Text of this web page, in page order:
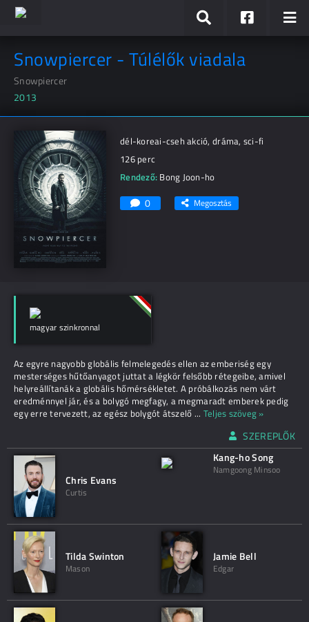
Snowpiercer - Túlélők viadala
Snowpiercer
2013
dél-koreai-cseh akció, dráma, sci-fi
126 perc
Rendező: Bong Joon-ho
0 Megosztás
magyar szinkronnal
Az egyre nagyobb globális felmelegedés ellen az emberiség egy
mesterséges hűtőanyagot juttat a légkör felsőbb rétegeibe, amivel
helyreállítanák a globális hőmérsékletet. A próbálkozás nem várt
eredménnyel jár, és a bolygó megfagy, a megmaradt emberek pedig
egy erre tervezett, az egész bolygót átszelő ... Teljes szöveg »
SZEREPLŐK
Chris Evans
Curtis
Kang-ho Song
Namgoong Minsoo
Tilda Swinton
Mason
Jamie Bell
Edgar